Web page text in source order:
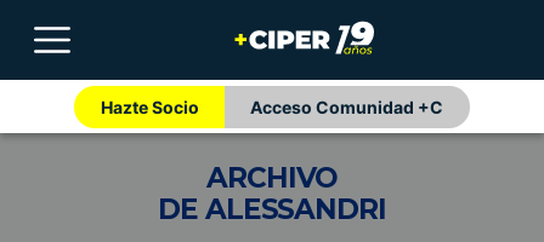
Hazte Socio Acceso Comunidad +C
ARCHIVO
DE ALESSANDRI